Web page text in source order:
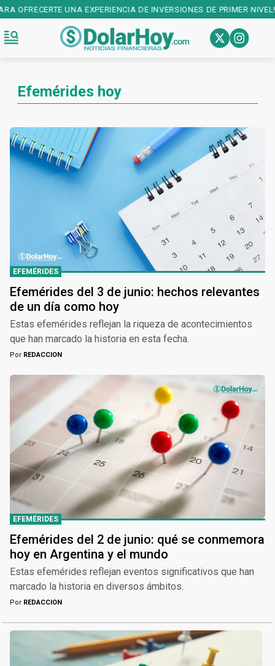
DE INVERSIONES DE PRIMER NIVEL! DESCARGALA EN:
Efemérides hoy
EFEMÉRIDES
Efemérides del 3 de junio: hechos relevantes
de un día como hoy
Estas efemérides reflejan la riqueza de acontecimientos
que han marcado la historia en esta fecha.
Por REDACCION
EFEMÉRIDES
Efemérides del 2 de junio: qué se conmemora
hoy en Argentina y el mundo
Estas efemérides reflejan eventos significativos que han
marcado la historia en diversos ámbitos.
Por REDACCION